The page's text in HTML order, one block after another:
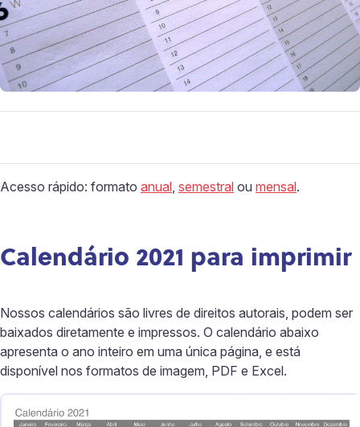
Acesso rápido: formato anual, semestral ou mensal.
Calendário 2021 para imprimir
Nossos calendários são livres de direitos autorais, podem ser
baixados diretamente e impressos. O calendário abaixo
apresenta o ano inteiro em uma única página, e está
disponível nos formatos de imagem, PDF e Excel.